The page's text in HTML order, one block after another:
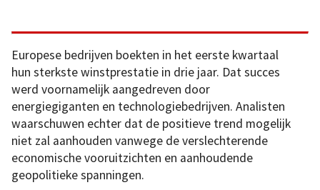
Europese bedrijven boekten in het eerste kwartaal
hun sterkste winstprestatie in drie jaar. Dat succes
werd voornamelijk aangedreven door
energiegiganten en technologiebedrijven. Analisten
waarschuwen echter dat de positieve trend mogelijk
niet zal aanhouden vanwege de verslechterende
economische vooruitzichten en aanhoudende
geopolitieke spanningen.